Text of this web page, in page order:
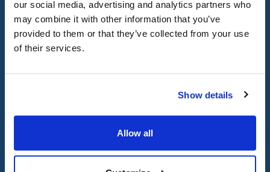
our social media, advertising and analytics partners who
may combine it with other information that you’ve
provided to them or that they’ve collected from your use
of their services.
Show details
Allow all
sont des manifestations
alarmantes de
l’antisémitisme qui nuisent
soutien au peuple et à la
terre d’Israël.La haine naît
de l’ignorance, et les seuls